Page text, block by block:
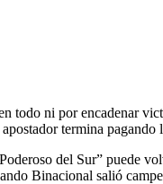
ni por encadenar
termina
del Sur”
Binacional salió